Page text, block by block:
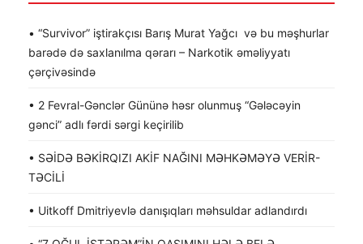
• “Survivor” iştirakçısı Barış Murat Yağcı və bu məşhurlar
barədə də saxlanılma qərarı – Narkotik əməliyyatı
çərçivəsində
• 2 Fevral-Gənclər Gününə həsr olunmuş “Gələcəyin
gənci” adlı fərdi sərgi keçirilib
• SƏİDƏ BƏKİRQIZI AKİF NAĞINI MƏHKƏMƏYƏ VERİR-
TƏCİLİ
• Uitkoff Dmitriyevlə danışıqları məhsuldar adlandırdı